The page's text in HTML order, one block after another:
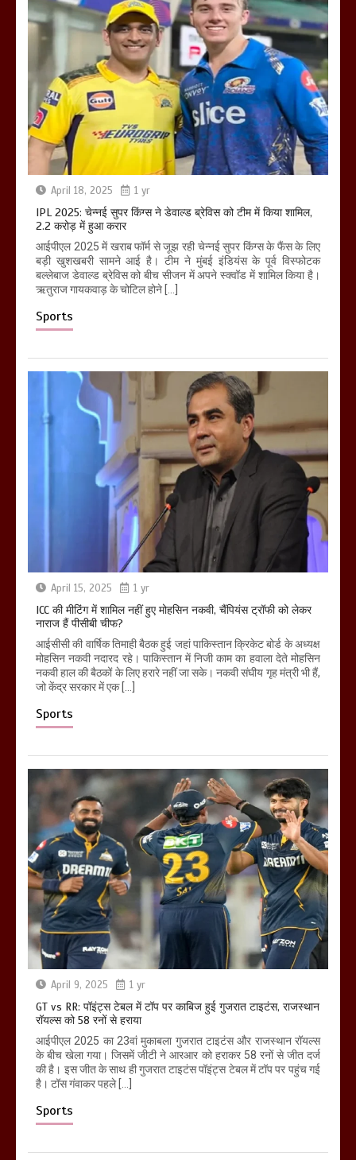
April 18, 2025 1 yr
IPL 2025: चेन्नई सुपर किंग्स ने डेवाल्ड ब्रेविस को टीम में किया शामिल,
2.2 करोड़ में हुआ करार
आईपीएल 2025 में खराब फॉर्म से जूझ रही चेन्नई सुपर किंग्स के फैंस के लिए
बड़ी खुशखबरी सामने आई है। टीम ने मुंबई इंडियंस के पूर्व विस्फोटक
बल्लेबाज डेवाल्ड ब्रेविस को बीच सीजन में अपने स्क्वॉड में शामिल किया है।
ऋतुराज गायकवाड़ के चोटिल होने […]
Sports
April 15, 2025 1 yr
ICC की मीटिंग में शामिल नहीं हुए मोहसिन नकवी, चैंपियंस ट्रॉफी को लेकर
नाराज हैं पीसीबी चीफ?
आईसीसी की वार्षिक तिमाही बैठक हुई जहां पाकिस्तान क्रिकेट बोर्ड के अध्यक्ष
मोहसिन नकवी नदारद रहे। पाकिस्तान में निजी काम का हवाला देते मोहसिन
नकवी हाल की बैठकों के लिए हरारे नहीं जा सके। नकवी संघीय गृह मंत्री भी हैं,
जो केंद्र सरकार में एक […]
Sports
April 9, 2025 1 yr
GT vs RR: पॉइंट्स टेबल में टॉप पर काबिज हुई गुजरात टाइटंस, राजस्थान
रॉयल्स को 58 रनों से हराया
आईपीएल 2025 का 23वां मुकाबला गुजरात टाइटंस और राजस्थान रॉयल्स
के बीच खेला गया। जिसमें जीटी ने आरआर को हराकर 58 रनों से जीत दर्ज
की है। इस जीत के साथ ही गुजरात टाइटंस पॉइंट्स टेबल में टॉप पर पहुंच गई
है। टॉस गंवाकर पहले […]
Sports